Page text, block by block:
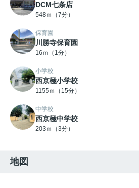
DCM七条店
548ｍ（7分）
保育園
川勝寺保育園
16ｍ（1分）
小学校
西京極小学校
1155ｍ（15分）
中学校
西京極中学校
203ｍ（3分）
地図